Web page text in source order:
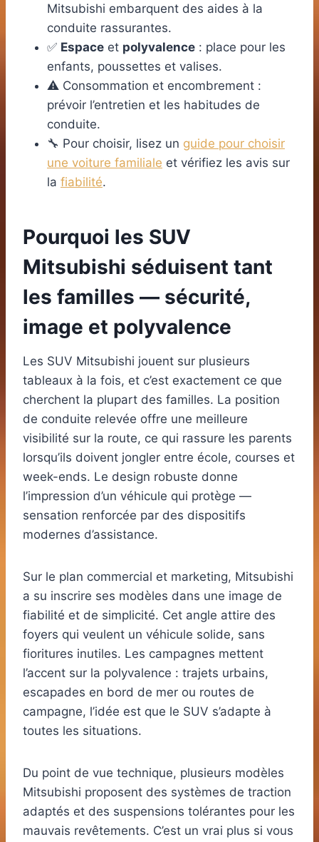
Mitsubishi embarquent des aides à la
conduite rassurantes.
✅ Espace et polyvalence : place pour les
enfants, poussettes et valises.
⚠️ Consommation et encombrement :
prévoir l’entretien et les habitudes de
conduite.
🔧 Pour choisir, lisez un guide pour choisir
une voiture familiale et vérifiez les avis sur
la fiabilité.
Pourquoi les SUV
Mitsubishi séduisent tant
les familles — sécurité,
image et polyvalence
Les SUV Mitsubishi jouent sur plusieurs
tableaux à la fois, et c’est exactement ce que
cherchent la plupart des familles. La position
de conduite relevée offre une meilleure
visibilité sur la route, ce qui rassure les parents
lorsqu’ils doivent jongler entre école, courses et
week-ends. Le design robuste donne
l’impression d’un véhicule qui protège —
sensation renforcée par des dispositifs
modernes d’assistance.
Sur le plan commercial et marketing, Mitsubishi
a su inscrire ses modèles dans une image de
fiabilité et de simplicité. Cet angle attire des
foyers qui veulent un véhicule solide, sans
fioritures inutiles. Les campagnes mettent
l’accent sur la polyvalence : trajets urbains,
escapades en bord de mer ou routes de
campagne, l’idée est que le SUV s’adapte à
toutes les situations.
Du point de vue technique, plusieurs modèles
Mitsubishi proposent des systèmes de traction
adaptés et des suspensions tolérantes pour les
mauvais revêtements. C’est un vrai plus si vous